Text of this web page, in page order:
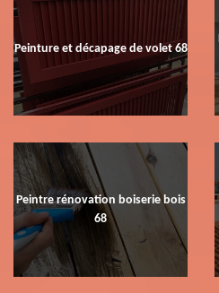
Peinture et décapage de volet 68
Peintre rénovation boiserie bois
68